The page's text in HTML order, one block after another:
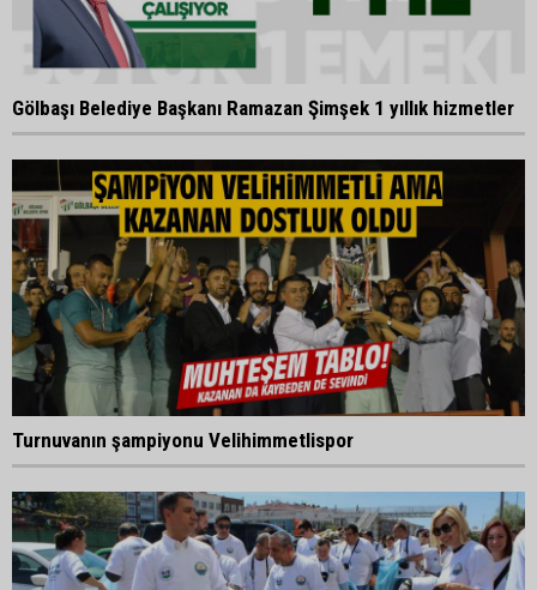
Gölbaşı Belediye Başkanı Ramazan Şimşek 1 yıllık hizmetler
Turnuvanın şampiyonu Velihimmetlispor